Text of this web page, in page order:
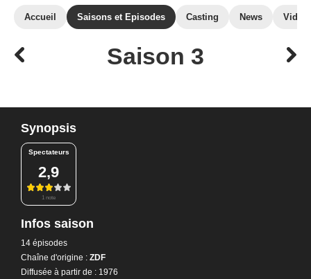
Accueil Saisons et Episodes Casting News
Saison 3
Synopsis
Spectateurs
2,9
1 note
Infos saison
14 épisodes
Chaîne d'origine : ZDF
Diffusée à partir de : 1976